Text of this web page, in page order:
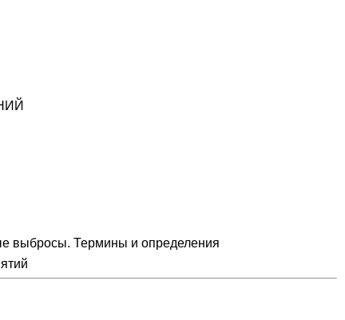
выбросы. Термины и определения